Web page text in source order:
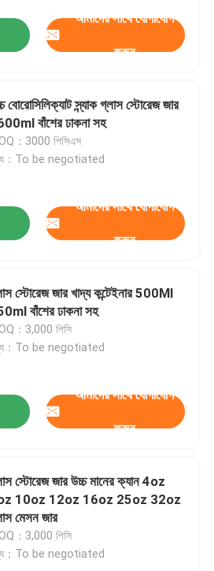
আমাদের সাথে যোগাযোগ
করুন
বোরোসিলিক্যাট স্ন্যাক গ্লাস স্টোরেজ জার
বাঁশের ঢাকনা সহ
：3000 পিসিএস
：To be negotiated
আমাদের সাথে যোগাযোগ
করুন
স্টোরেজ জার খাদ্য কন্টেইনার 500Ml
বাঁশের ঢাকনা সহ
：3,000 পিসি
：To be negotiated
আমাদের সাথে যোগাযোগ
করুন
স্টোরেজ জার উচ্চ মানের ক্যান 4oz
10oz 12oz 16oz 25oz 32oz
মেসন জার
：3,000 পিসি
：To be negotiated